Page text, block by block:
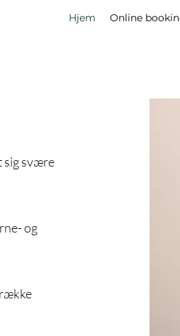
Hjem Online
sig svære
og